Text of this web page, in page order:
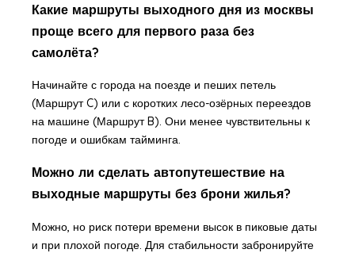
Какие маршруты выходного дня из москвы
проще всего для первого раза без
самолёта?
Начинайте с города на поезде и пеших петель
(Маршрут C) или с коротких лесо-озёрных переездов
на машине (Маршрут B). Они менее чувствительны к
погоде и ошибкам тайминга.
Можно ли сделать автопутешествие на
выходные маршруты без брони жилья?
Можно, но риск потери времени высок в пиковые даты
и при плохой погоде. Для стабильности забронируйте